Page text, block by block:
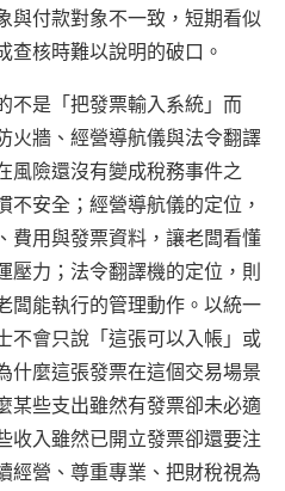
與付款對象不一致，短期看似
查核時難以說明的破口。
不是「把發票輸入系統」而
火牆、經營導航儀與法令翻譯
風險還沒有變成稅務事件之
安全；經營導航儀的定位，
費用與發票資料，讓老闆看懂
壓力；法令翻譯機的定位，則
闆能執行的管理動作。以統一
不會只說「這張可以入帳」或
什麼這張發票在這個交易場景
某些支出雖然有發票卻未必適
收入雖然已開立發票卻還要注
經營、尊重專業、把財稅視為